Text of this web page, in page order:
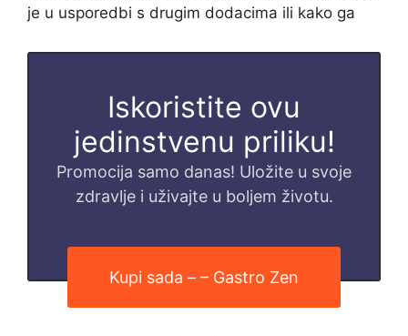
je u usporedbi s drugim dodacima ili kako ga
Iskoristite ovu
jedinstvenu priliku!
Promocija samo danas! Uložite u svoje
zdravlje i uživajte u boljem životu.
Kupi sada – – Gastro Zen